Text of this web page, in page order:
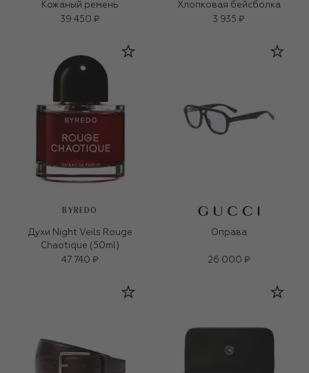
Кожаный ремень
39 450 ₽
Хлопковая бейсболка
3 935 ₽
BYREDO
Духи Night Veils Rouge
Chaotique (50ml)
47 740 ₽
Оправа
26 000 ₽